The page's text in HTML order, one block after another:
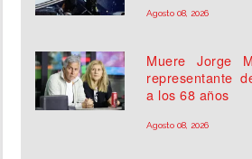
Agosto 08, 2026
Muere Jorge
representante
a los 68 años
Agosto 08, 2026